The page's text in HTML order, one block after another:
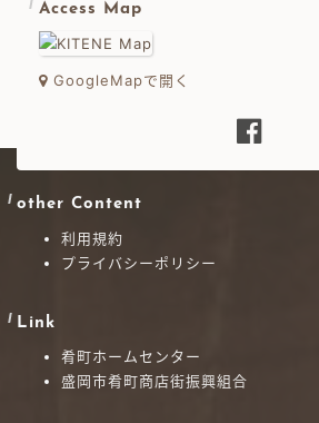
Access Map
GoogleMapで開く
other Content
利用規約
プライバシーポリシー
Link
肴町ホームセンター
盛岡市肴町商店街振興組合